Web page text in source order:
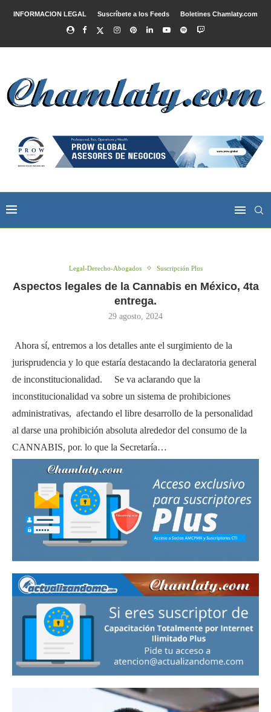
INFORMACION LEGAL Suscríbete a los Feeds Boletines Chamlaty.com
Legal-Derecho-Abogados Suscripción Plus
Aspectos legales de la Cannabis en México, 4ta
entrega.
29 agosto, 2024
Ahora sí, entremos a los detalles ante el surgimiento de la
jurisprudencia y lo que estaría destacando la declaratoria general
de inconstitucionalidad. Se va aclarando que la
inconstitucionalidad va sobre un sistema de prohibiciones
administrativas, afectando el libre desarrollo de la personalidad
al darse una prohibición absoluta alrededor del consumo de la
CANNABIS, por. lo que la Secretaría…